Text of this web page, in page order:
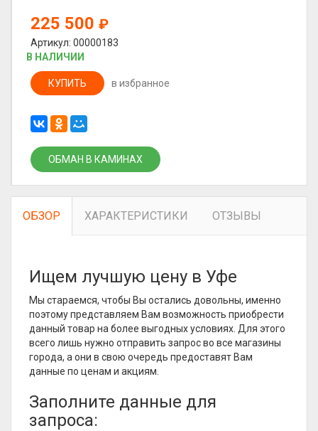
225 500 ₽
Артикул: 00000183
В НАЛИЧИИ
КУПИТЬ в избранное
ОБМАН В КАМИНАХ
ОБЗОР ХАРАКТЕРИСТИКИ ОТЗЫВЫ
Ищем лучшую цену в Уфе
Мы стараемся, чтобы Вы остались довольны, именно
поэтому представляем Вам возможность приобрести
данный товар на более выгодных условиях. Для этого
всего лишь нужно отправить запрос во все магазины
города, а они в свою очередь предоставят Вам
данные по ценам и акциям.
Заполните данные для
запроса: